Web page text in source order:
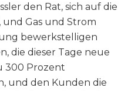
den Rat, sich auf die
und Gas und Strom
bewerkstelligen
die dieser Tage neue
300 Prozent
und den Kunden die